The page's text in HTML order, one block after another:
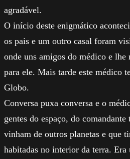
agradável.
O início deste enigmático
os pais e um outro casal foram
onde uns amigos do médico e lhe
para ele. Mais tarde este médico
Globo.
Conversa puxa conversa e o
gentes do espaço, do
vinham de outros planetas e que
habitadas no interior da terra.